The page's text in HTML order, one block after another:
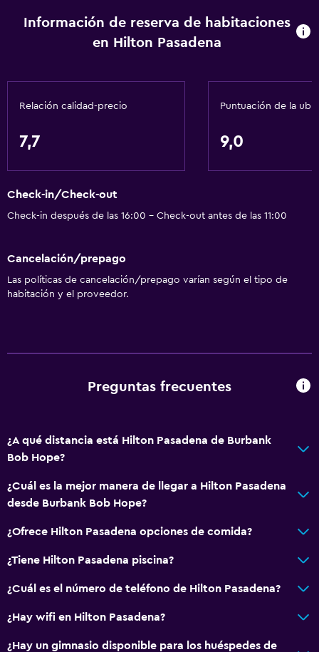
Check-out exprés
Recepción 24 horas
Servicios básicos
Wifi (con cargo)
Alarma de humo
Calefacción
Sistema de entretenimiento
Sala de estar/TV compartida
Comedor
Bar de tapas
Restaurante
Bar/lounge
Tetera/cafetera
Accesibilidad y adecuación
Información de reserva de habitaciones
en Hilton Pasadena
Relación calidad-precio
7,7
Puntuación de la
9,0
Check-in/Check-out
Check-in después de las 16:00 - Check-out antes de las 11:00
Cancelación/prepago
Las políticas de cancelación/prepago varían según el tipo de
habitación y el proveedor.
Preguntas frecuentes
¿A qué distancia está Hilton Pasadena de Burbank
Bob Hope?
¿Cuál es la mejor manera de llegar a Hilton Pasadena
desde Burbank Bob Hope?
¿Ofrece Hilton Pasadena opciones de comida?
¿Tiene Hilton Pasadena piscina?
¿Cuál es el número de teléfono de Hilton Pasadena?
¿Hay wifi en Hilton Pasadena?
¿Hay un gimnasio disponible para los huéspedes de